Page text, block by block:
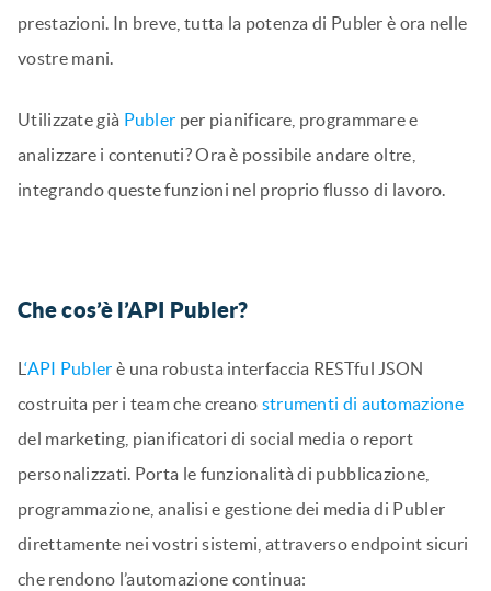
prestazioni. In breve, tutta la potenza di Publer è ora nelle
vostre mani.
Utilizzate già Publer per pianificare, programmare e
analizzare i contenuti? Ora è possibile andare oltre,
integrando queste funzioni nel proprio flusso di lavoro.
Che cos’è l’API Publer?
L‘API Publer è una robusta interfaccia RESTful JSON
costruita per i team che creano strumenti di automazione
del marketing, pianificatori di social media o report
personalizzati. Porta le funzionalità di pubblicazione,
programmazione, analisi e gestione dei media di Publer
direttamente nei vostri sistemi, attraverso endpoint sicuri
che rendono l’automazione continua: